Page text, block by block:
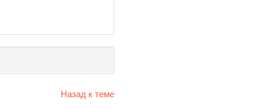
Назад к теме